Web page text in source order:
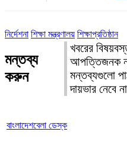
নির্দেশনা শিক্ষা মন্ত্রণালয় শিক্ষাপ্রতিষ্ঠান
মন্তব্য
করুন
খবরের
আপত্তিজনক
মন্তব্যগুলো
দায়ভার নেবে
বাংলাদেশবেলা ডেস্ক